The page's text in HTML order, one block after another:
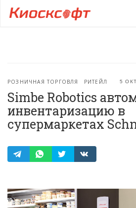
5
РОЗНИЧНАЯ ТОРГОВЛЯ РИТЕЙЛ
Simbe Robotics
инвентаризацию в
супермаркетах